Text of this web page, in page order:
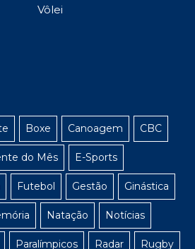
Vôlei
Boxe Canoagem CBC
do Mês E-Sports
Futebol Gestão Ginástica
Natação Notícias
Paralímpicos Radar Rugby